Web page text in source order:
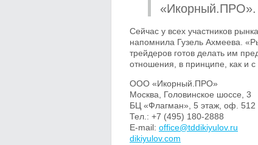
«Икорный.ПРО».
Сейчас у всех участников
напомнила Гузель Ахмеева.
трейдеров готов делать им
отношения, в принципе, как и
ООО «Икорный.ПРО»
Москва, Головинское шоссе, 3
БЦ «Флагман», 5 этаж, оф. 512
Тел.: +7 (495) 180-2888
E-mail: office@tddikiyulov.ru
dikiyulov.com